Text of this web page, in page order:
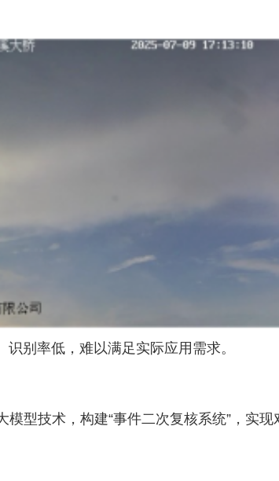
别率低，难以满足实际应用需求。
型技术，构建“事件二次复核系统”，实现